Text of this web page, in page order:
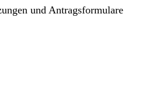
und Antragsformulare